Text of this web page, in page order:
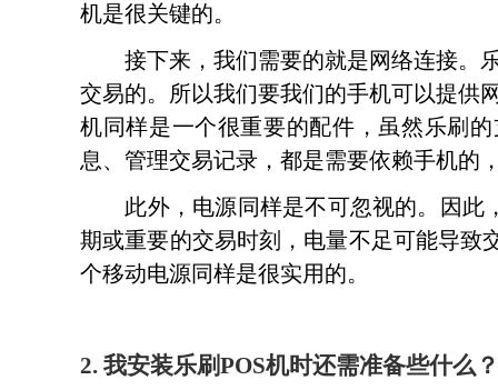
机是很关键的。
接下来，我们需要的就是网络连接。乐
交易的。所以我们要我们的手机可以提供
机同样是一个很重要的配件，虽然乐刷
息、管理交易记录，都是需要依赖手机的
此外，电源同样是不可忽视的。因此
期或重要的交易时刻，电量不足可能导致
个移动电源同样是很实用的。
2. 我安装乐刷POS机时还需准备些什么？